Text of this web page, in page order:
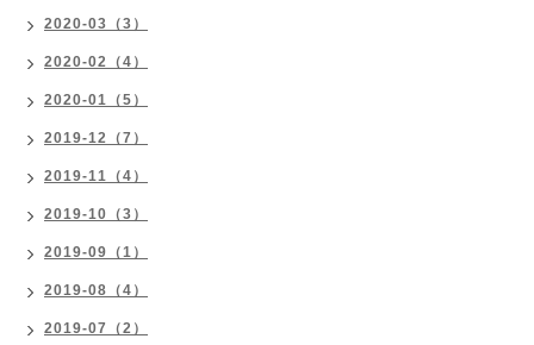
2020-03（3）
2020-02（4）
2020-01（5）
2019-12（7）
2019-11（4）
2019-10（3）
2019-09（1）
2019-08（4）
2019-07（2）